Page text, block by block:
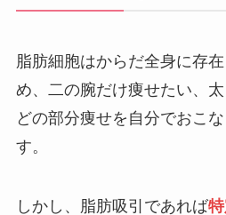
脂肪細胞はからだ全身に存
め、二の腕だけ痩せたい、
どの部分痩せを自分でおこ
す。
しかし、脂肪吸引であれば